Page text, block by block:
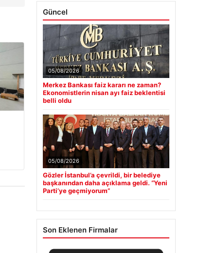
Güncel
05/08/2026
Merkez Bankası faiz kararı ne zaman?
Ekonomistlerin nisan ayı faiz beklentisi
belli oldu
05/08/2026
Gözler İstanbul’a çevrildi, bir belediye
başkanından daha açıklama geldi. “Yeni
Parti’ye geçmiyorum”
Son Eklenen Firmalar